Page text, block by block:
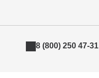
8 (800) 250 47-31